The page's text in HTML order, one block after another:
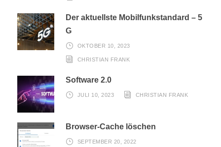
Der aktuellste Mobilfunkstandard – 5
G
OKTOBER 10, 2023
CHRISTIAN FRANK
Software 2.0
JULI 10, 2023 CHRISTIAN FRANK
Browser-Cache löschen
SEPTEMBER 20, 2022